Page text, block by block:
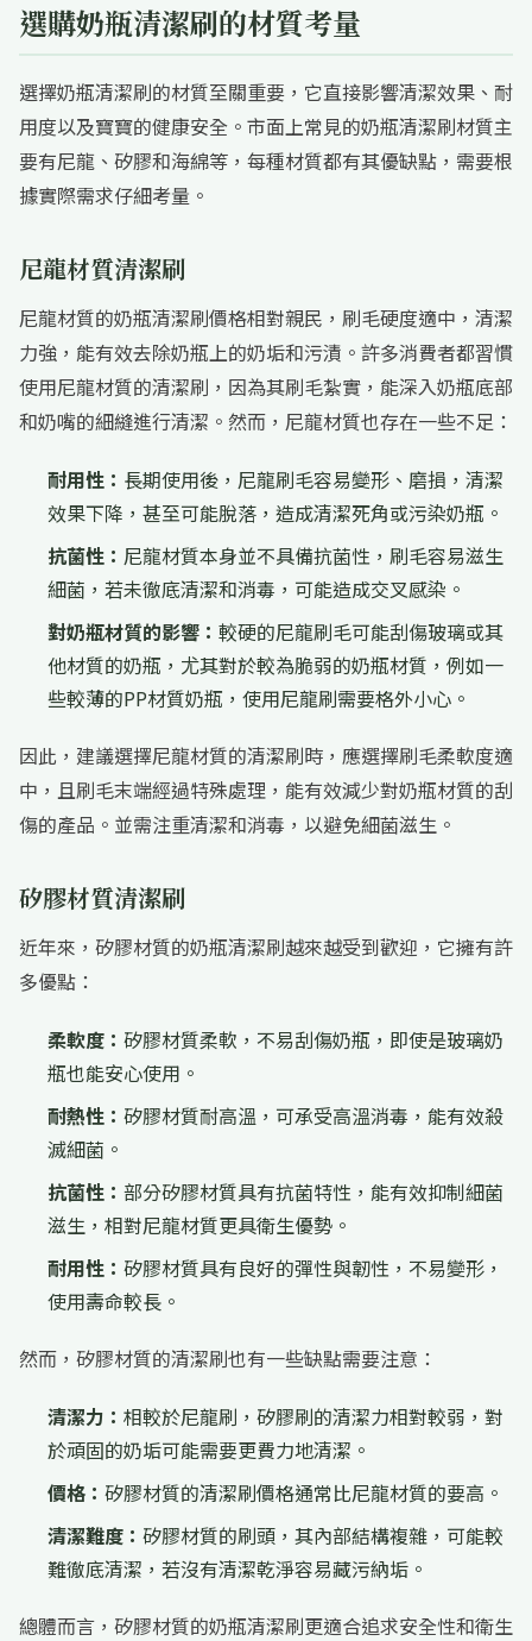
選購奶瓶清潔刷的材質考量
選擇奶瓶清潔刷的材質至關重要，它直接影響清潔效果、耐
用度以及寶寶的健康安全。市面上常見的奶瓶清潔刷材質主
要有尼龍、矽膠和海綿等，每種材質都有其優缺點，需要根
據實際需求仔細考量。
尼龍材質清潔刷
尼龍材質的奶瓶清潔刷價格相對親民，刷毛硬度適中，清潔
力強，能有效去除奶瓶上的奶垢和污漬。許多消費者都習慣
使用尼龍材質的清潔刷，因為其刷毛紮實，能深入奶瓶底部
和奶嘴的細縫進行清潔。然而，尼龍材質也存在一些不足：
耐用性： 長期使用後，尼龍刷毛容易變形、磨損，清潔
效果下降，甚至可能脫落，造成清潔死角或污染奶瓶。
抗菌性： 尼龍材質本身並不具備抗菌性，刷毛容易滋生
細菌，若未徹底清潔和消毒，可能造成交叉感染。
對奶瓶材質的影響： 較硬的尼龍刷毛可能刮傷玻璃或其
他材質的奶瓶，尤其對於較為脆弱的奶瓶材質，例如一
些較薄的PP材質奶瓶，使用尼龍刷需要格外小心。
因此，建議選擇尼龍材質的清潔刷時，應選擇刷毛柔軟度適
中，且刷毛末端經過特殊處理，能有效減少對奶瓶材質的刮
傷的產品。並需注重清潔和消毒，以避免細菌滋生。
矽膠材質清潔刷
近年來，矽膠材質的奶瓶清潔刷越來越受到歡迎，它擁有許
多優點：
柔軟度： 矽膠材質柔軟，不易刮傷奶瓶，即使是玻璃奶
瓶也能安心使用。
耐熱性： 矽膠材質耐高溫，可承受高溫消毒，能有效殺
滅細菌。
抗菌性： 部分矽膠材質具有抗菌特性，能有效抑制細菌
滋生，相對尼龍材質更具衛生優勢。
耐用性： 矽膠材質具有良好的彈性與韌性，不易變形，
使用壽命較長。
然而，矽膠材質的清潔刷也有一些缺點需要注意：
清潔力： 相較於尼龍刷，矽膠刷的清潔力相對較弱，對
於頑固的奶垢可能需要更費力地清潔。
價格： 矽膠材質的清潔刷價格通常比尼龍材質的要高。
清潔難度： 矽膠材質的刷頭，其內部結構複雜，可能較
難徹底清潔，若沒有清潔乾淨容易藏污納垢。
總體而言，矽膠材質的奶瓶清潔刷更適合追求安全性和衛生